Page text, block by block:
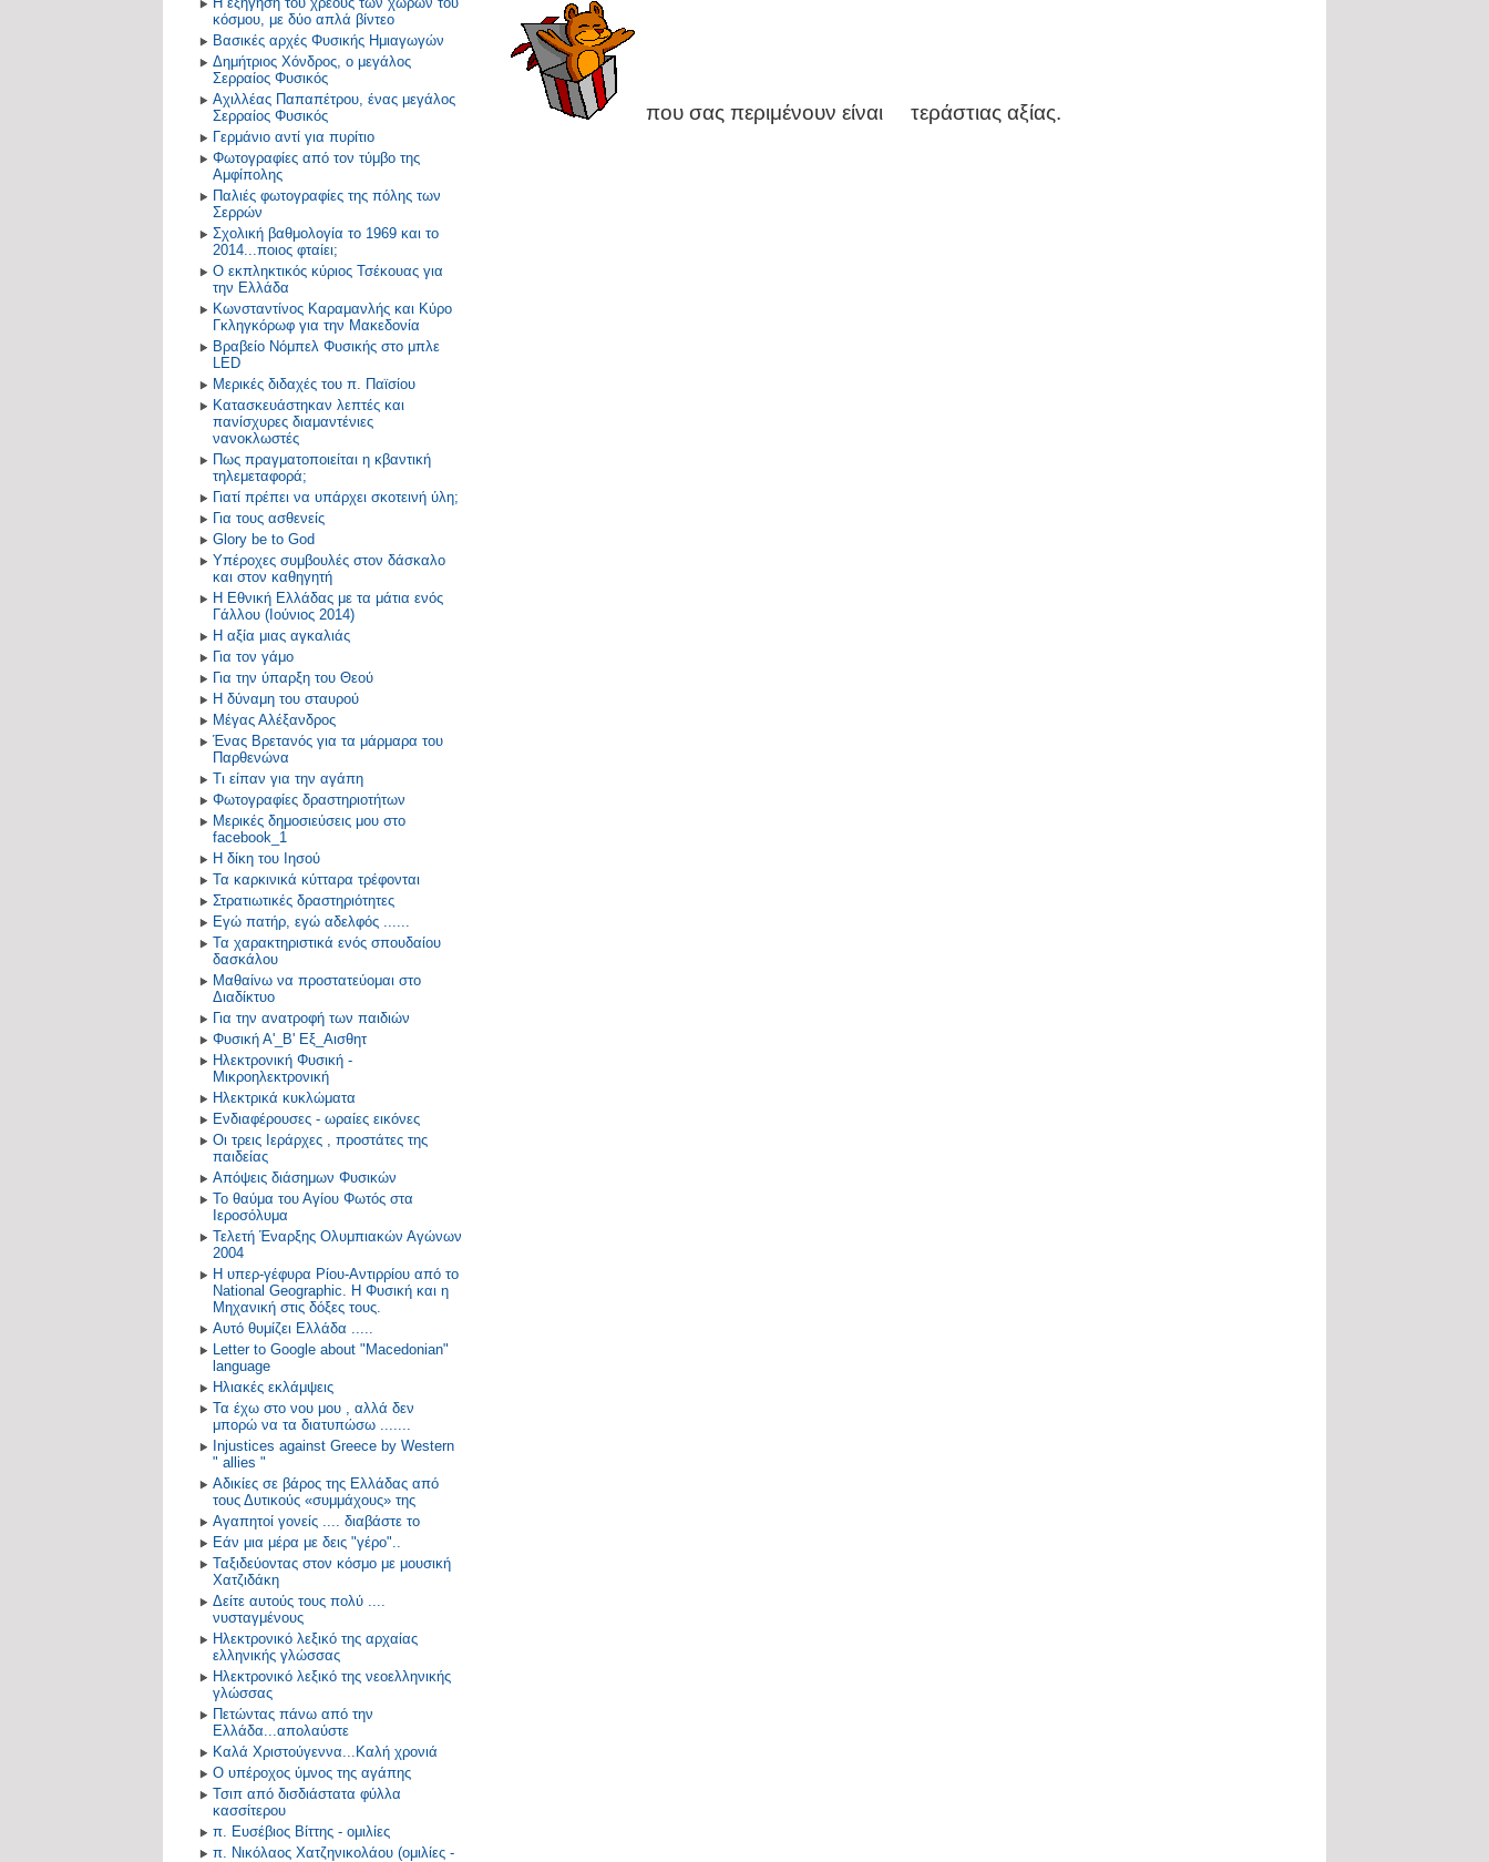
κόσμου, με δύο απλά βίντεο
Βασικές αρχές Φυσικής Ημιαγωγών
Δημήτριος Χόνδρος, ο μεγάλος
Σερραίος Φυσικός
Αχιλλέας Παπαπέτρου, ένας μεγάλος
Σερραίος Φυσικός
Γερμάνιο αντί για πυρίτιο
Φωτογραφίες από τον τύμβο της
Αμφίπολης
Παλιές φωτογραφίες της πόλης των
Σερρών
Σχολική βαθμολογία το 1969 και το
2014...ποιος φταίει;
Ο εκπληκτικός κύριος Τσέκουας για
την Ελλάδα
Κωνσταντίνος Καραμανλής και Κύρο
Γκληγκόρωφ για την Μακεδονία
Βραβείο Νόμπελ Φυσικής στο μπλε
LED
Μερικές διδαχές του π. Παϊσίου
Κατασκευάστηκαν λεπτές και
πανίσχυρες διαμαντένιες
νανοκλωστές
Πως πραγματοποιείται η κβαντική
τηλεμεταφορά;
Γιατί πρέπει να υπάρχει σκοτεινή ύλη;
Για τους ασθενείς
Glory be to God
Υπέροχες συμβουλές στον δάσκαλο
και στον καθηγητή
Η Εθνική Ελλάδας με τα μάτια ενός
Γάλλου (Ιούνιος 2014)
Η αξία μιας αγκαλιάς
Για τον γάμο
Για την ύπαρξη του Θεού
Η δύναμη του σταυρού
Μέγας Αλέξανδρος
Ένας Βρετανός για τα μάρμαρα του
Παρθενώνα
Τι είπαν για την αγάπη
Φωτογραφίες δραστηριοτήτων
Μερικές δημοσιεύσεις μου στο
facebook_1
Η δίκη του Ιησού
Τα καρκινικά κύτταρα τρέφονται
Στρατιωτικές δραστηριότητες
Εγώ πατήρ, εγώ αδελφός ......
Τα χαρακτηριστικά ενός σπουδαίου
δασκάλου
Μαθαίνω να προστατεύομαι στο
Διαδίκτυο
Για την ανατροφή των παιδιών
Φυσική Α'_Β' Εξ_Αισθητ
Ηλεκτρονική Φυσική -
Μικροηλεκτρονική
Ηλεκτρικά κυκλώματα
Ενδιαφέρουσες - ωραίες εικόνες
Οι τρεις Ιεράρχες , προστάτες της
παιδείας
Απόψεις διάσημων Φυσικών
Το θαύμα του Αγίου Φωτός στα
Ιεροσόλυμα
Τελετή Έναρξης Ολυμπιακών Αγώνων
2004
Η υπερ-γέφυρα Ρίου-Αντιρρίου από το
National Geographic. Η Φυσική και η
Μηχανική στις δόξες τους.
Αυτό θυμίζει Ελλάδα .....
Letter to Google about "Macedonian"
language
Ηλιακές εκλάμψεις
Τα έχω στο νου μου , αλλά δεν
μπορώ να τα διατυπώσω .......
Injustices against Greece by Western
" allies "
Αδικίες σε βάρος της Ελλάδας από
τους Δυτικούς «συμμάχους» της
Αγαπητοί γονείς .... διαβάστε το
Εάν μια μέρα με δεις "γέρο"..
Ταξιδεύοντας στον κόσμο με μουσική
Χατζιδάκη
Δείτε αυτούς τους πολύ ....
νυσταγμένους
Ηλεκτρονικό λεξικό της αρχαίας
ελληνικής γλώσσας
Ηλεκτρονικό λεξικό της νεοελληνικής
γλώσσας
Πετώντας πάνω από την
Ελλάδα...απολαύστε
Καλά Χριστούγεννα...Καλή χρονιά
Ο υπέροχος ύμνος της αγάπης
Τσιπ από δισδιάστατα φύλλα
κασσίτερου
π. Ευσέβιος Βίττης - ομιλίες
π. Νικόλαος Χατζηνικολάου (ομιλίες -
που σας περιμένουν είναι τεράστιας αξίας.